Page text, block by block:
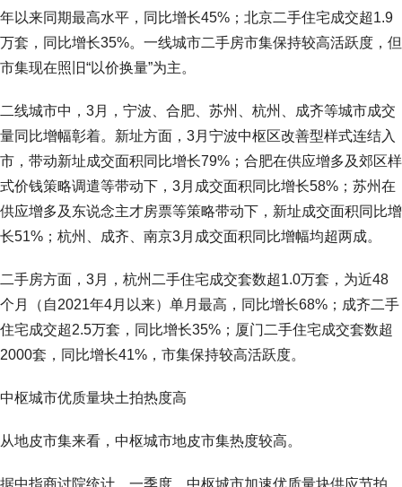
年以来同期最高水平，同比增长45%；北京二手住宅成交超1.9
万套，同比增长35%。一线城市二手房市集保持较高活跃度，但
市集现在照旧“以价换量”为主。
二线城市中，3月，宁波、合肥、苏州、杭州、成齐等城市成交
量同比增幅彰着。新址方面，3月宁波中枢区改善型样式连结入
市，带动新址成交面积同比增长79%；合肥在供应增多及郊区样
式价钱策略调遣等带动下，3月成交面积同比增长58%；苏州在
供应增多及东说念主才房票等策略带动下，新址成交面积同比增
长51%；杭州、成齐、南京3月成交面积同比增幅均超两成。
二手房方面，3月，杭州二手住宅成交套数超1.0万套，为近48
个月（自2021年4月以来）单月最高，同比增长68%；成齐二手
住宅成交超2.5万套，同比增长35%；厦门二手住宅成交套数超
2000套，同比增长41%，市集保持较高活跃度。
中枢城市优质量块土拍热度高
从地皮市集来看，中枢城市地皮市集热度较高。
据中指商讨院统计，一季度，中枢城市加速优质量块供应节拍，